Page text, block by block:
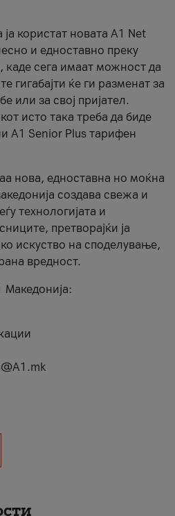
користат новата А1 Net
и едноставно преку
каде сега имаат можност да
гигабајти ќе ги разменат за
или за свој пријател.
исто така треба да биде
A1 Senior Plus тарифен
нова, едноставна но моќна
создава свежа и
технологијата и
претворајќи ја
искуство на споделување,
вредност.
Македонија: